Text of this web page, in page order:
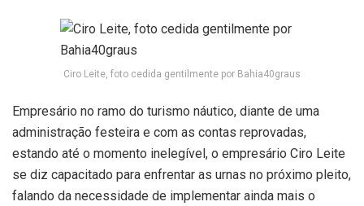
Ciro Leite, foto cedida gentilmente por Bahia40graus
Empresário no ramo do turismo náutico, diante de uma
administração festeira e com as contas reprovadas,
estando até o momento inelegível, o empresário Ciro Leite
se diz capacitado para enfrentar as urnas no próximo pleito,
falando da necessidade de implementar ainda mais o